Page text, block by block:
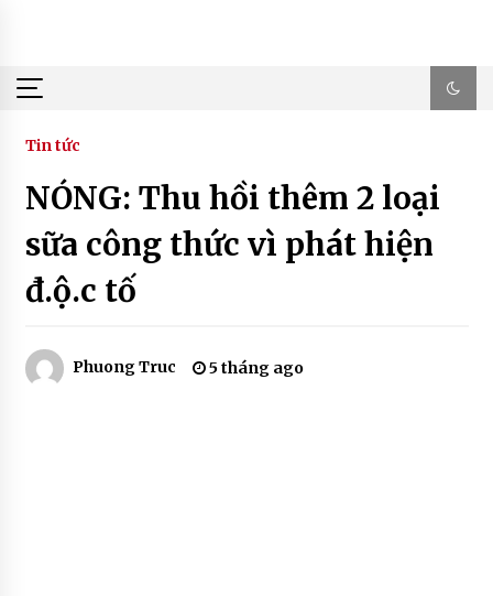
Tin tức
NÓNG: Thu hồi thêm 2 loại
sữa công thức vì phát hiện
đ.ộ.c tố
Phuong Truc 5 tháng ago